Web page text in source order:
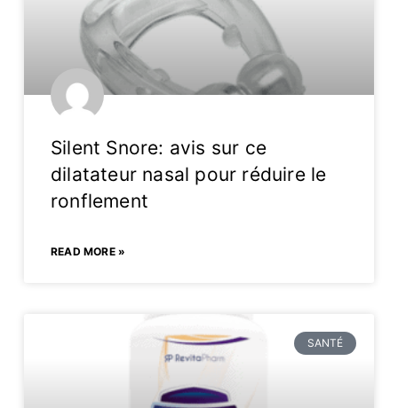
Silent Snore: avis sur ce
dilatateur nasal pour réduire le
ronflement
READ MORE »
SANTÉ